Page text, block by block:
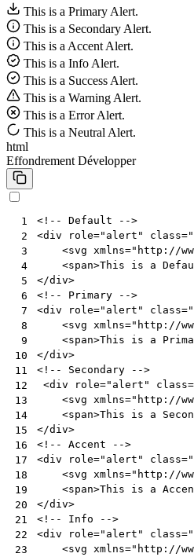
This is a Primary Alert.
This is a Secondary Alert.
This is a Accent Alert.
This is a Info Alert.
This is a Success Alert.
This is a Warning Alert.
This is a Error Alert.
This is a Neutral Alert.
html
Effondrement Développer
1
2
3
4
5
6
7
8
9
10
11
12
13
14
15
16
17
18
19
20
21
22
23
<!-- Default -->
<div role="alert" class=
<svg xmlns="http://
<span>This is a
</div>
<!-- Primary -->
<div role="alert" class=
<svg xmlns="http://
<span>This is a
</div>
<!-- Secondary -->
<div role="alert" class=
<svg xmlns="http://
<span>This is a
</div>
<!-- Accent -->
<div role="alert" class=
<svg xmlns="http://
<span>This is a
</div>
<!-- Info -->
<div role="alert" class=
<svg xmlns="http://